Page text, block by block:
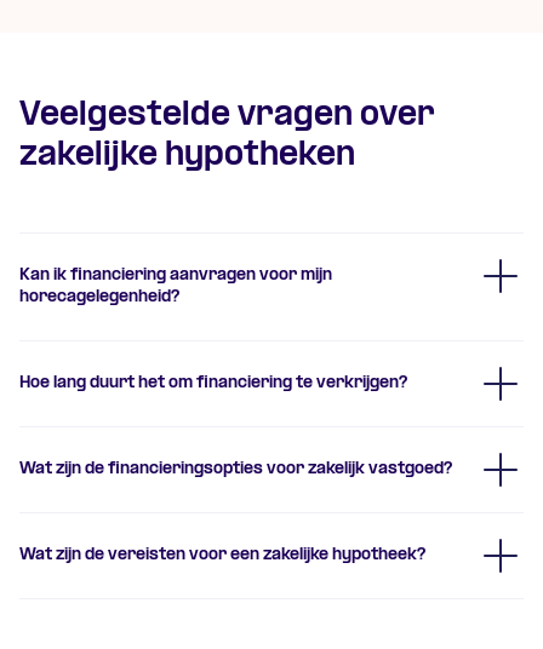
Veelgestelde vragen over
zakelijke hypotheken
Kan ik financiering aanvragen voor mijn
horecagelegenheid?
Hoe lang duurt het om financiering te verkrijgen?
Wat zijn de financieringsopties voor zakelijk vastgoed?
Wat zijn de vereisten voor een zakelijke hypotheek?